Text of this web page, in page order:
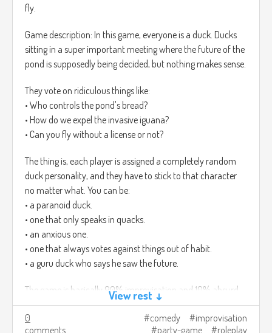
fly.
Game description: In this game, everyone is a duck. Ducks
sitting in a super important meeting where the future of the
pond is supposedly being decided, but nothing makes sense.
They vote on ridiculous things like:
• Who controls the pond's bread?
• How do we expel the invasive iguana?
• Can you fly without a license or not?
The thing is, each player is assigned a completely random
duck personality, and they have to stick to that character
no matter what. You can be:
• a paranoid duck.
• one that only speaks in quacks.
• an anxious one.
• one that always votes against things out of habit.
• a guru duck who says he saw the future.
The game is basically 90% improvisation and 10% absurd
decisions that change the pond, even if it's all nonsense. In
the end, it feels like a mini duck roleplay comedy where
View rest ↓
0
comments
comedy
improvisation
party-game
roleplay